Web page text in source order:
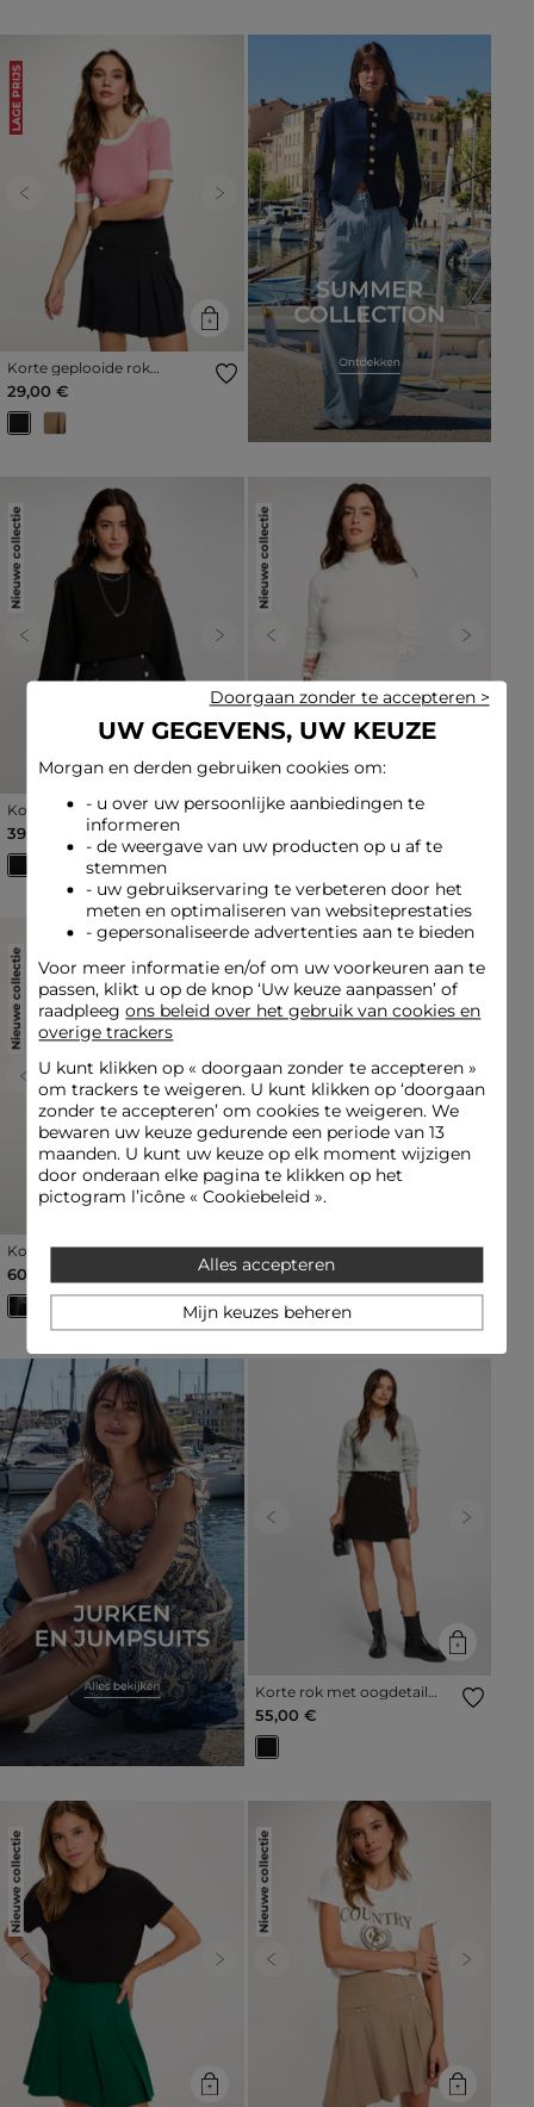
LAGE PRIJS
Previous Next
Korte geplooide rok
marineblauw vrouw
29,00 €
Nieuwe collectie
Previous Next
Korte rok met knopen
zwart vrouw
39,00 €
Nieuwe collectie
Previous Next
Korte rok met knopen ivoor
Nieuwe collectie
Previous Next
Korte rok van imitatieleer
zwart vrouw
60,00 €
Nieuwe collectie
Previous Next
Korte rok met franjes zwart
vrouw
60,00 €
Previous Next
Korte rok met oogdetail
zwart vrouw
55,00 €
Nieuwe collectie
Previous Next
Nieuwe collectie
Previous Next
UW GEGEVENS, UW KEUZE
Morgan en derden gebruiken cookies om:
- u over uw persoonlijke aanbiedingen te
informeren
- de weergave van uw producten op u af te
stemmen
- uw gebruikservaring te verbeteren door het
meten en optimaliseren van websiteprestaties
- gepersonaliseerde advertenties aan te bieden
Voor meer informatie en/of om uw voorkeuren aan te
passen, klikt u op de knop ‘Uw keuze aanpassen’ of
raadpleegons beleid over het gebruik van cookies en
overige trackers
U kunt klikken op « doorgaan zonder te accepteren»
om trackers te weigeren. U kunt klikken op ‘doorgaan
zonder te accepteren’ om cookies te weigeren. We
bewaren uw keuze gedurende een periode van 13
maanden. U kunt uw keuze op elk moment wijzigen
door onderaan elke pagina te klikken op het
pictogram l’icône « Cookiebeleid ».
Alles accepteren
Doorgaan zonder te accepteren >
Mijn keuzes beheren